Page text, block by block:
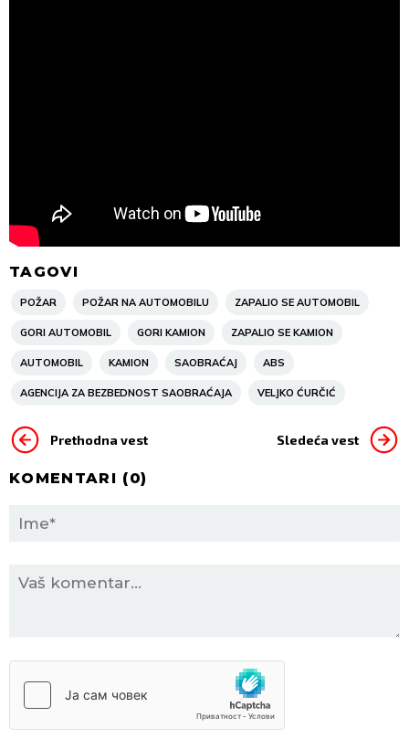
TAGOVI
POŽAR POŽAR NA AUTOMOBILU ZAPALIO SE AUTOMOBIL
GORI AUTOMOBIL GORI KAMION ZAPALIO SE KAMION
AUTOMOBIL KAMION SAOBRAĆAJ ABS
AGENCIJA ZA BEZBEDNOST SAOBRAĆAJA VELJKO ĆURČIĆ
Prethodna vest Sledeća vest
KOMENTARI (0)